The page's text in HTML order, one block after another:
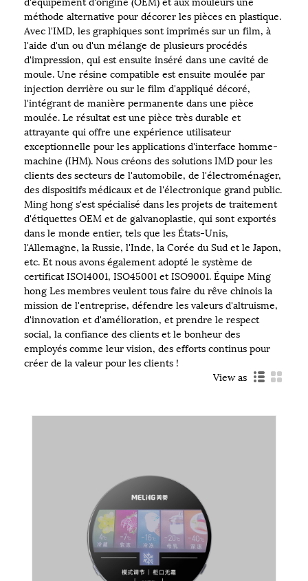
méthode alternative pour décorer les pièces en plastique.
Avec l'IMD, les graphiques sont imprimés sur un film, à
l'aide d'un ou d'un mélange de plusieurs procédés
d'impression, qui est ensuite inséré dans une cavité de
moule. Une résine compatible est ensuite moulée par
injection derrière ou sur le film d'appliqué décoré,
l'intégrant de manière permanente dans une pièce
moulée. Le résultat est une pièce très durable et
attrayante qui offre une expérience utilisateur
exceptionnelle pour les applications d'interface homme-
machine (IHM). Nous créons des solutions IMD pour les
clients des secteurs de l'automobile, de l'électroménager,
des dispositifs médicaux et de l'électronique grand public.
Ming hong s'est spécialisé dans les projets de traitement
d'étiquettes OEM et de galvanoplastie, qui sont exportés
dans le monde entier, tels que les États-Unis,
l'Allemagne, la Russie, l'Inde, la Corée du Sud et le Japon,
etc. Et nous avons également adopté le système de
certificat ISO14001, ISO45001 et ISO9001. Équipe Ming
hong Les membres veulent tous faire du rêve chinois la
mission de l'entreprise, défendre les valeurs d'altruisme,
d'innovation et d'amélioration, et prendre le respect
social, la confiance des clients et le bonheur des
employés comme leur vision, des efforts continus pour
créer de la valeur pour les clients !
View as